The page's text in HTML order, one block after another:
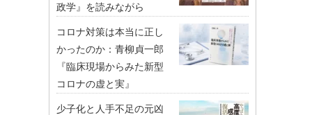
政学』を読みながら
コロナ対策は本当に正し
かったのか：青柳貞一郎
『臨床現場からみた新型
コロナの虚と実』
少子化と人手不足の元凶